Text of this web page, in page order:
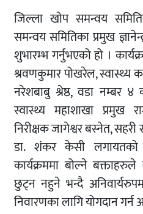
जिल्ला खोप समन्वय
समन्वय समितिका प्रमुख
शुभारम्भ गर्नुभएको हो ।
श्रवणकुमार पोखरेल, स्वास्थ्य
नरेशबाबु श्रेष्ठ, वडा नम्बर
स्वास्थ्य महाशाखा प्रमुख
निरीक्षक जागेश्वर बस्नेत, सहरी
डा. शंकर केसी लगायतको
कार्यक्रममा बोल्ने
छुट्न नहुने भन्दै
निवारणका लागि योगदान गर्न